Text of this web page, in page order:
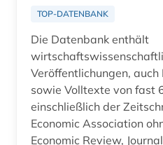
bildungsgeschichte (2)
bildungspolitik (1)
bildungstheorie (1)
bildungswesen (1)
TOP-DATENBANK
Die Datenbank enthält
Veröffentlichungen,
sowie Volltexte von fast
einschließlich der
Economic Association
Economic Review,